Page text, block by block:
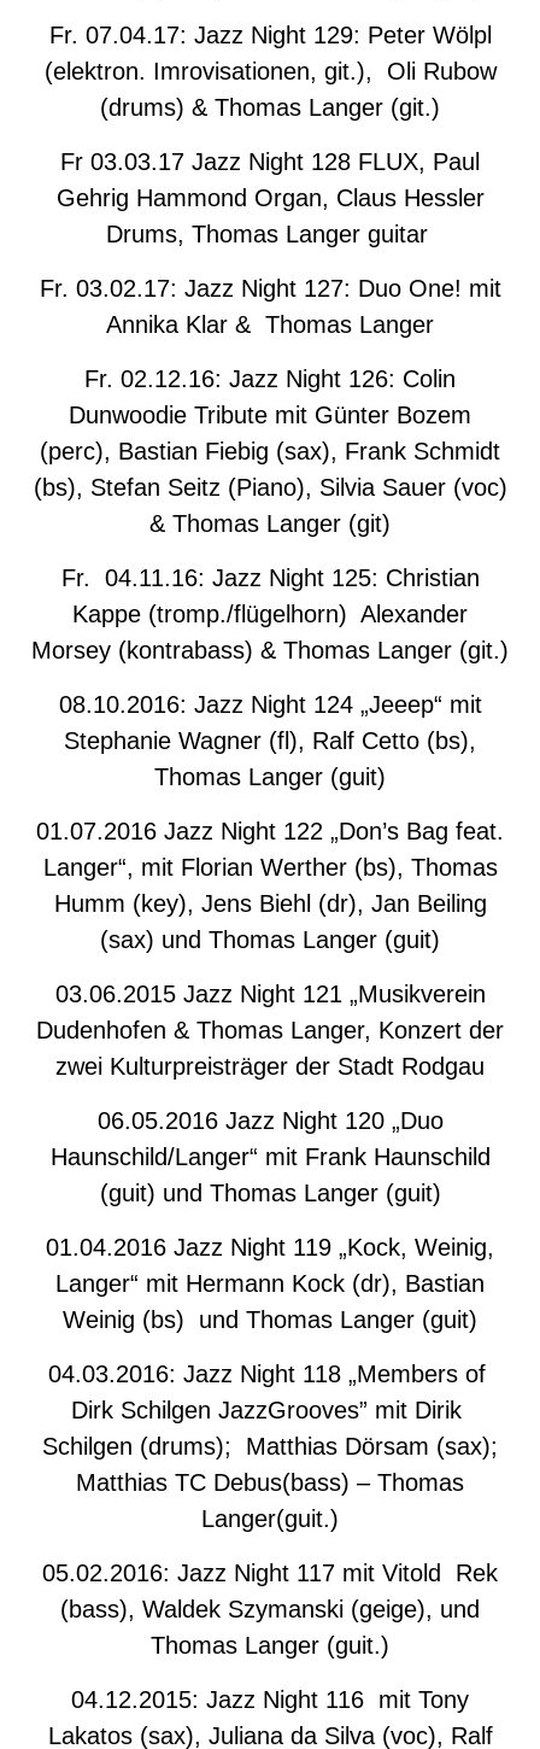
Fr. 07.04.17: Jazz Night 129: Peter Wölpl
(elektron. Imrovisationen, git.), Oli Rubow
(drums) & Thomas Langer (git.)
Fr 03.03.17 Jazz Night 128 FLUX, Paul
Gehrig Hammond Organ, Claus Hessler
Drums, Thomas Langer guitar
Fr. 03.02.17: Jazz Night 127: Duo One! mit
Annika Klar & Thomas Langer
Fr. 02.12.16: Jazz Night 126: Colin
Dunwoodie Tribute mit Günter Bozem
(perc), Bastian Fiebig (sax), Frank Schmidt
(bs), Stefan Seitz (Piano), Silvia Sauer (voc)
& Thomas Langer (git)
Fr. 04.11.16: Jazz Night 125: Christian
Kappe (tromp./flügelhorn) Alexander
Morsey (kontrabass) & Thomas Langer (git.)
08.10.2016: Jazz Night 124 „Jeeep“ mit
Stephanie Wagner (fl), Ralf Cetto (bs),
Thomas Langer (guit)
01.07.2016 Jazz Night 122 „Don’s Bag feat.
Langer“, mit Florian Werther (bs), Thomas
Humm (key), Jens Biehl (dr), Jan Beiling
(sax) und Thomas Langer (guit)
03.06.2015 Jazz Night 121 „Musikverein
Dudenhofen & Thomas Langer, Konzert der
zwei Kulturpreisträger der Stadt Rodgau
06.05.2016 Jazz Night 120 „Duo
Haunschild/Langer“ mit Frank Haunschild
(guit) und Thomas Langer (guit)
01.04.2016 Jazz Night 119 „Kock, Weinig,
Langer“ mit Hermann Kock (dr), Bastian
Weinig (bs) und Thomas Langer (guit)
04.03.2016: Jazz Night 118 „Members of
Dirk Schilgen JazzGrooves” mit Dirik
Schilgen (drums); Matthias Dörsam (sax);
Matthias TC Debus(bass) – Thomas
Langer(guit.)
05.02.2016: Jazz Night 117 mit Vitold Rek
(bass), Waldek Szymanski (geige), und
Thomas Langer (guit.)
04.12.2015: Jazz Night 116 mit Tony
Lakatos (sax), Juliana da Silva (voc), Ralf